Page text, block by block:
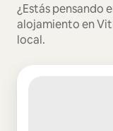
¿Estás pensando
alojamiento en
local.